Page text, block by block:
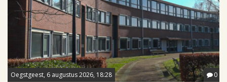
Oegstgeest, 6 augustus 2026, 18:28 0